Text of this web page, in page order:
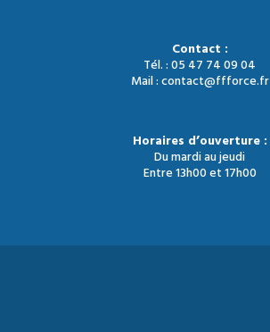
Contact :
Tél. : 05 47 74 09 04
Mail : contact@ffforce.fr
Horaires d’ouverture :
Du mardi au jeudi
Entre 13h00 et 17h00